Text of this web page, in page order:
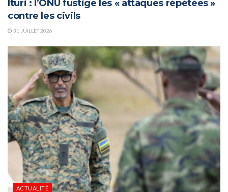
Ituri : l’ONU fustige les « attaques répétées »
contre les civils
31 JUILLET 2026
ACTUALITÉ